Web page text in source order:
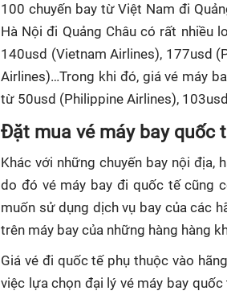
100 chuyến bay từ Việt Nam đi
Hà Nội đi Quảng Châu có rất nhiều
140usd (Vietnam Airlines), 177usd
Airlines)…Trong khi đó, giá vé máy
từ 50usd (Philippine Airlines),
Đặt mua vé máy bay quốc
Khác với những chuyến bay nội địa,
do đó vé máy bay đi quốc tế cũng
muốn sử dụng dịch vụ bay của các
trên máy bay của những hàng hàng
Giá vé đi quốc tế phụ thuộc vào
việc lựa chọn đại lý vé máy bay